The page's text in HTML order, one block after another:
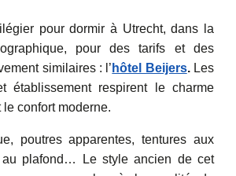
pour dormir à Utrecht, dans la
pour des tarifs et des
similaires : l’ hôtel Beijers.Les
établissement respirent le charme
le confort moderne.
poutres apparentes, tentures aux
au plafond… Le style ancien de cet